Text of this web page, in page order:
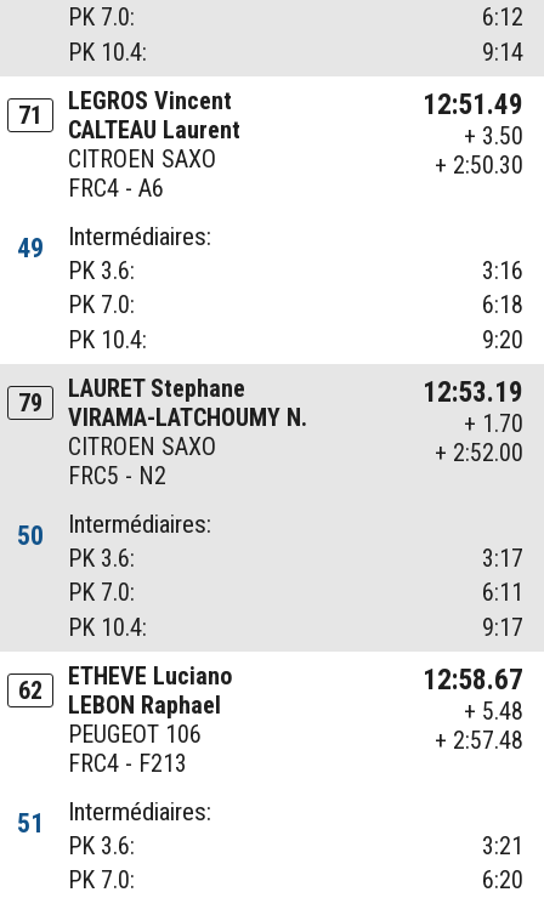
PK 7.0:
6:12
PK 10.4:
9:14
71
LEGROS Vincent
CALTEAU Laurent
CITROEN SAXO
FRC4 - A6
12:51.49
+ 3.50
+ 2:50.30
49
Intermédiaires:
PK 3.6:
3:16
PK 7.0:
6:18
PK 10.4:
9:20
79
LAURET Stephane
VIRAMA-LATCHOUMY N.
CITROEN SAXO
FRC5 - N2
12:53.19
+ 1.70
+ 2:52.00
50
Intermédiaires:
PK 3.6:
3:17
PK 7.0:
6:11
PK 10.4:
9:17
62
ETHEVE Luciano
LEBON Raphael
PEUGEOT 106
FRC4 - F213
12:58.67
+ 5.48
+ 2:57.48
51
Intermédiaires:
PK 3.6:
3:21
PK 7.0:
6:20